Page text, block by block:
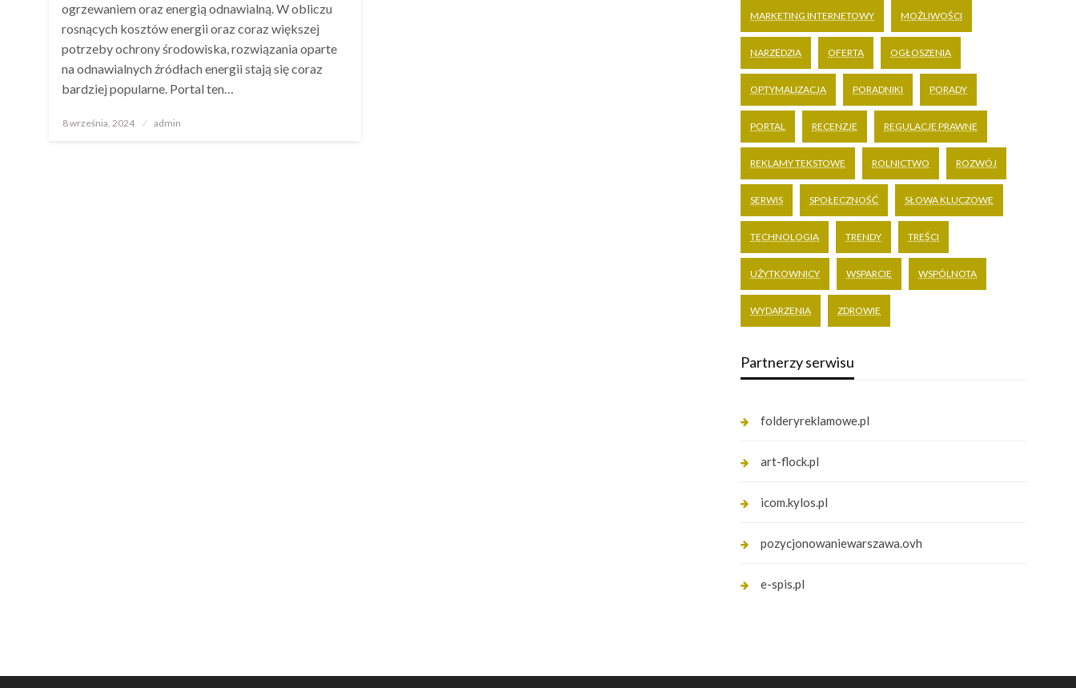
ogrzewaniem oraz energią odnawialną. W obliczu
rosnących kosztów energii oraz coraz większej
potrzeby ochrony środowiska, rozwiązania oparte
na odnawialnych źródłach energii stają się coraz
bardziej popularne. Portal ten…
Opublikowane
8 września, 2024 admin
MARKETING INTERNETOWY MOŻLIWOŚCI
NARZĘDZIA OFERTA OGŁOSZENIA
OPTYMALIZACJA PORADNIKI PORADY
PORTAL RECENZJE REGULACJE PRAWNE
REKLAMY TEKSTOWE ROLNICTWO ROZWÓJ
SERWIS SPOŁECZNOŚĆ SŁOWA KLUCZOWE
TECHNOLOGIA TRENDY TREŚCI
UŻYTKOWNICY WSPARCIE WSPÓLNOTA
WYDARZENIA ZDROWIE
Partnerzy serwisu
folderyreklamowe.pl
art-flock.pl
icom.kylos.pl
pozycjonowaniewarszawa.ovh
e-spis.pl